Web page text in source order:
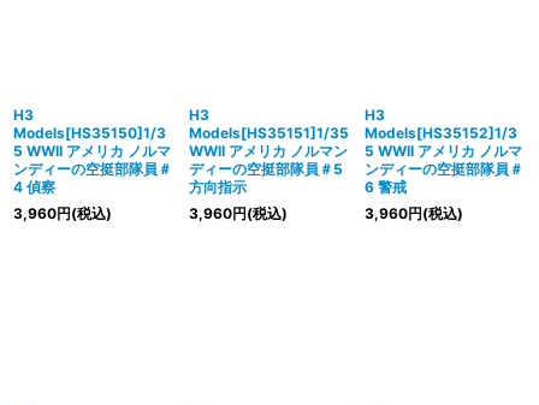
H3
Models[HS35150]1/3
5 WWII アメリカ ノルマ
ンディーの空挺部隊員＃
4 偵察
3,960円(税込)
H3
Models[HS35151]1/35
WWII アメリカ ノルマン
ディーの空挺部隊員＃5
方向指示
3,960円(税込)
H3
Models[HS35152]1/3
5 WWII アメリカ ノルマ
ンディーの空挺部隊員＃
6 警戒
3,960円(税込)